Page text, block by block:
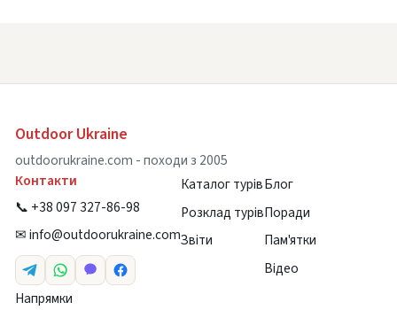
Outdoor Ukraine
outdoorukraine.com - походи з 2005
Контакти
📞 +38 097 327-86-98
✉info@outdoorukraine.com
Каталог турів
Розклад турів
Звіти
Блог
Поради
Пам'ятки
Відео
Напрямки